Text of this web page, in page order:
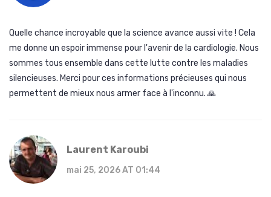
Quelle chance incroyable que la science avance aussi vite ! Cela
me donne un espoir immense pour l'avenir de la cardiologie. Nous
sommes tous ensemble dans cette lutte contre les maladies
silencieuses. Merci pour ces informations précieuses qui nous
permettent de mieux nous armer face à l'inconnu. 🙏
Laurent Karoubi
mai 25, 2026 AT 01:44